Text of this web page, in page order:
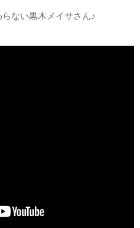
ない黒木メイサさん♪